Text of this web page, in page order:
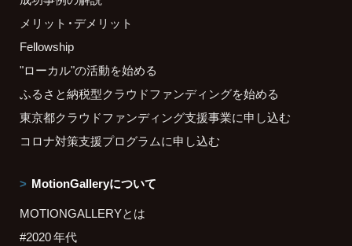
メリット・デメリット
Fellowship
"ローカル"の活動を始める
ふるさと納税型クラウドファンディングを始める
東京都クラウドファンディング支援事業に申し込む
コロナ対策支援プログラムに申し込む
MotionGalleryについて
MOTIONGALLERYとは
#2020 年代